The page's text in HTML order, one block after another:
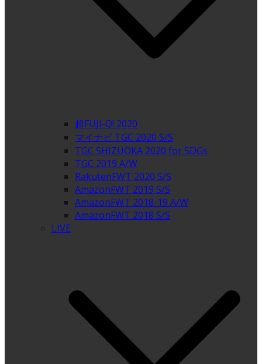
超FUJI-Q! 2020
マイナビ TGC 2020 S/S
TGC SHIZUOKA 2020 for SDGs
TGC 2019 A/W
RakutenFWT 2020 S/S
AmazonFWT 2019 S/S
AmazonFWT 2018-19 A/W
AmazonFWT 2018 S/S
LIVE